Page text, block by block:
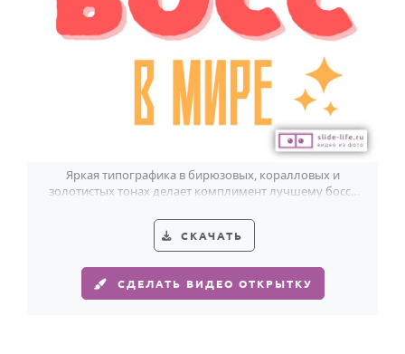
Яркая типографика в бирюзовых, коралловых и
золотистых тонах делает комплимент лучшему боссу
СКАЧАТЬ
СДЕЛАТЬ ВИДЕО ОТКРЫТКУ